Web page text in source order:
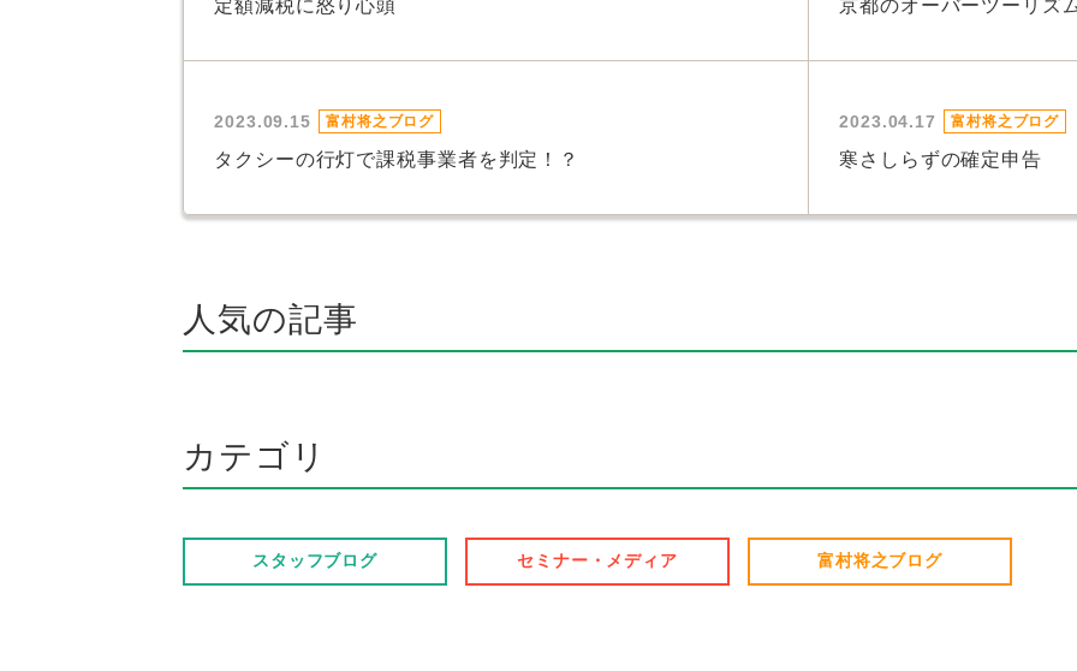
定額減税に怒り心頭 京都のオーバーツーリズ
2023.09.15 富村将之ブログ
タクシーの行灯で課税事業者を判定！？
2023.04.17 富村将之ブログ
寒さしらずの確定申告
人気の記事
カテゴリ
スタッフブログ セミナー・メディア 富村将之ブログ